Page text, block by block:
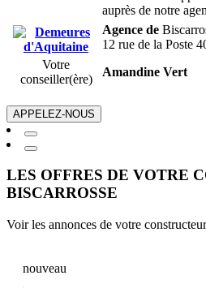
auprès de notre
Agence de
12 rue de la Poste
Votre
conseiller(ère)
Amandine Vert
APPELEZ-NOUS
LES OFFRES DE VOTRE
BISCARROSSE
Voir les annonces de votre
nouveau